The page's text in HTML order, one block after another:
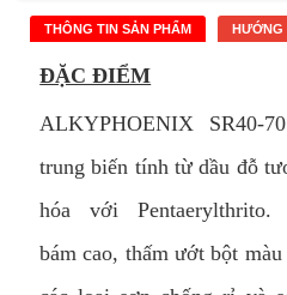
THÔNG TIN SẢN PHẨM HƯỚNG
ĐẶC ĐIỂM
ALKYPHOENIX SR40-
trung biến tính từ dầu đỗ
hóa với
bám cao, thấm ướt bột